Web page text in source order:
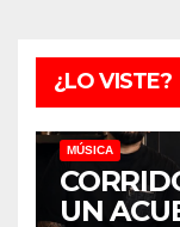
¿LO VISTE?
MÚSICA
UN